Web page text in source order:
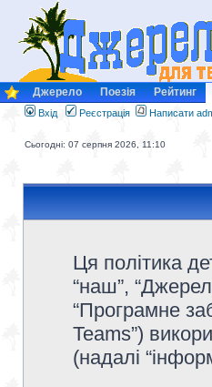
Джерело Поезія Рейтинг
Вхід Реєстрація Написати
Сьогодні: 07 серпня 2026, 11:10
Ця політика
“наш”,
“Програмне
Teams”)
(надалі